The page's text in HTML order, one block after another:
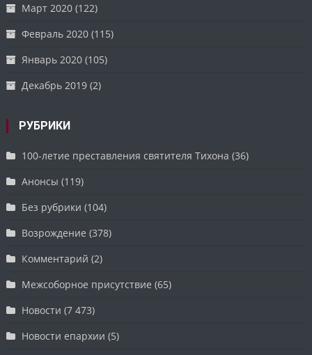
Март 2020 (122)
Февраль 2020 (115)
Январь 2020 (105)
Декабрь 2019 (2)
РУБРИКИ
100-летие преставления святителя Тихона (36)
Анонсы (119)
Без рубрики (104)
Возрождение (378)
Комментарий (2)
Межсоборное присутствие (65)
Новости (7 473)
Новости епархии (5)